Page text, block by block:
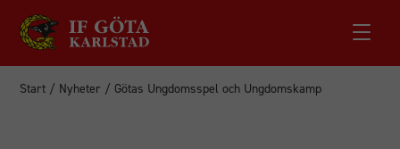
Start / Nyheter / Götas Ungdomsspel och Ungdomskamp